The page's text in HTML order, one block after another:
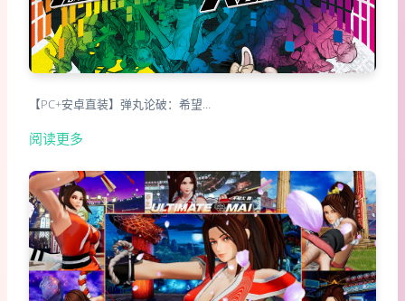
【PC+安卓直装】弹丸论破：希望…
阅读更多